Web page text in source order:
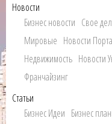
Новости
Бизнес новости Свое
Мировые Новости
Недвижимость Новости
Франчайзинг
Статьи
Бизнес Идеи Бизнес